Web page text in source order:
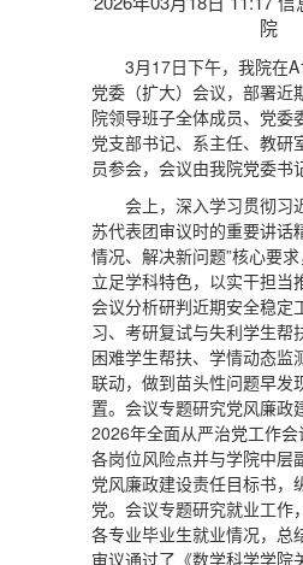
院
3月17日下午，我院在
党委（扩大）会议，部署近
院领导班子全体成员、党委
党支部书记、系主任、教研
员参会，会议由我院党委书
会上，深入学习贯彻习
苏代表团审议时的重要讲话
情况、解决新问题”核心要
立足学科特色，以实干担当
会议分析研判近期安全稳定
习、考研复试与失利学生帮
困难学生帮扶、学情动态监
联动，做到苗头性问题早发
置。会议专题研究党风廉政
2026年全面从严治党工作
各岗位风险点并与学院中层
党风廉政建设责任目标书，
党。会议专题研究就业工作
各专业毕业生就业情况，总
审议通过了《数学科学学院